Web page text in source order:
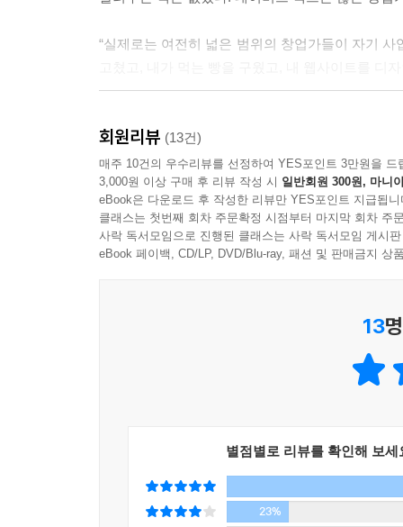
“실제로는 여전히 넓은 범위의 창업가들이 자기
대부분의 기업가들은 거액의 벤처캐피털을 확보
일하고 싶어 기업가가 돼 소규모 사업을 시작하
면모와 색깔이 있다는 걸 알게 된 것이다.
“더 늦기 전에 내 사업을 시작해야 하는 게 아닐까”
화려한 CEO에서부터 작고 소박한 생계형 사업을
“그들의 근성이 훌륭하다거나, 사업수완이 좋다
실리콘밸리의 창업가들에게서는 느낄 수 없는 감
창업한 여성의 이야기, 자신의 성공을 공동체
있거나, 창업에 따르는 대가를 치르기 위해 자
것이야말로 자기 삶의 의미라고 생각하는 70대 노
회원리뷰 (13건)
매주 10건의 우수리뷰를 선정하여 YES포인트 3만원을 드
3,000원 이상 구매 후 리뷰 작성 시 일반회원 300원, 마니
eBook은 다운로드 후 작성한 리뷰만 YES포인트 지급됩니
클래스는 첫번째 회차 주문확정 시점부터 마지막 회차 주
사락 독서모임으로 진행된 클래스는 사락 독서모임 게시
eBook 페이백, CD/LP, DVD/Blu-ray, 패션 및 판매금지 상
13
별점별로 리뷰를 확인해 보세
23%